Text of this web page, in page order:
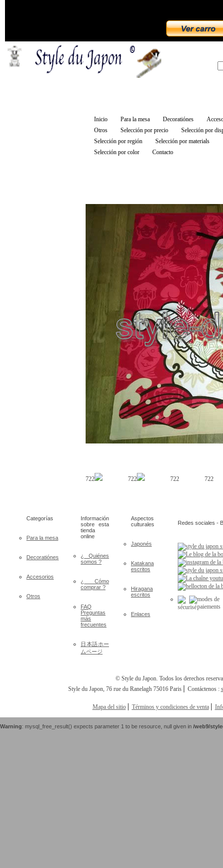
Inicio Para la mesa Decoratiónes
Otros
Selección por precio
Selección por
Selección por región
Selección por materials
Selección por color
Contacto
722 722 722 722
Categorías
Para la mesa
Decoratiónes
Accesorios
Otros
Información
sobre esta
tienda
online
¿ Quiénes
somos ?
¿ Cómo
comprar ?
FAQ
Preguntas
más
frecuentes
日本語ホー
ムページ
Aspectos
culturales
Japonés
Katakana
escritos
Hiragana
escritos
Enlaces
Redes sociales -
© Style du Japon. Todos los derechos
Style du Japon, 76 rue du Ranelagh 75016 Paris ⎢ Contáctenos :
Mapa del sitio⎢ Términos y condiciones de venta⎢
Warning: mysql_free_result() expects parameter 1 to be resource, null given in /web9/